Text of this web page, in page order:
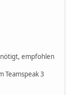
empfohlen
Teamspeak 3